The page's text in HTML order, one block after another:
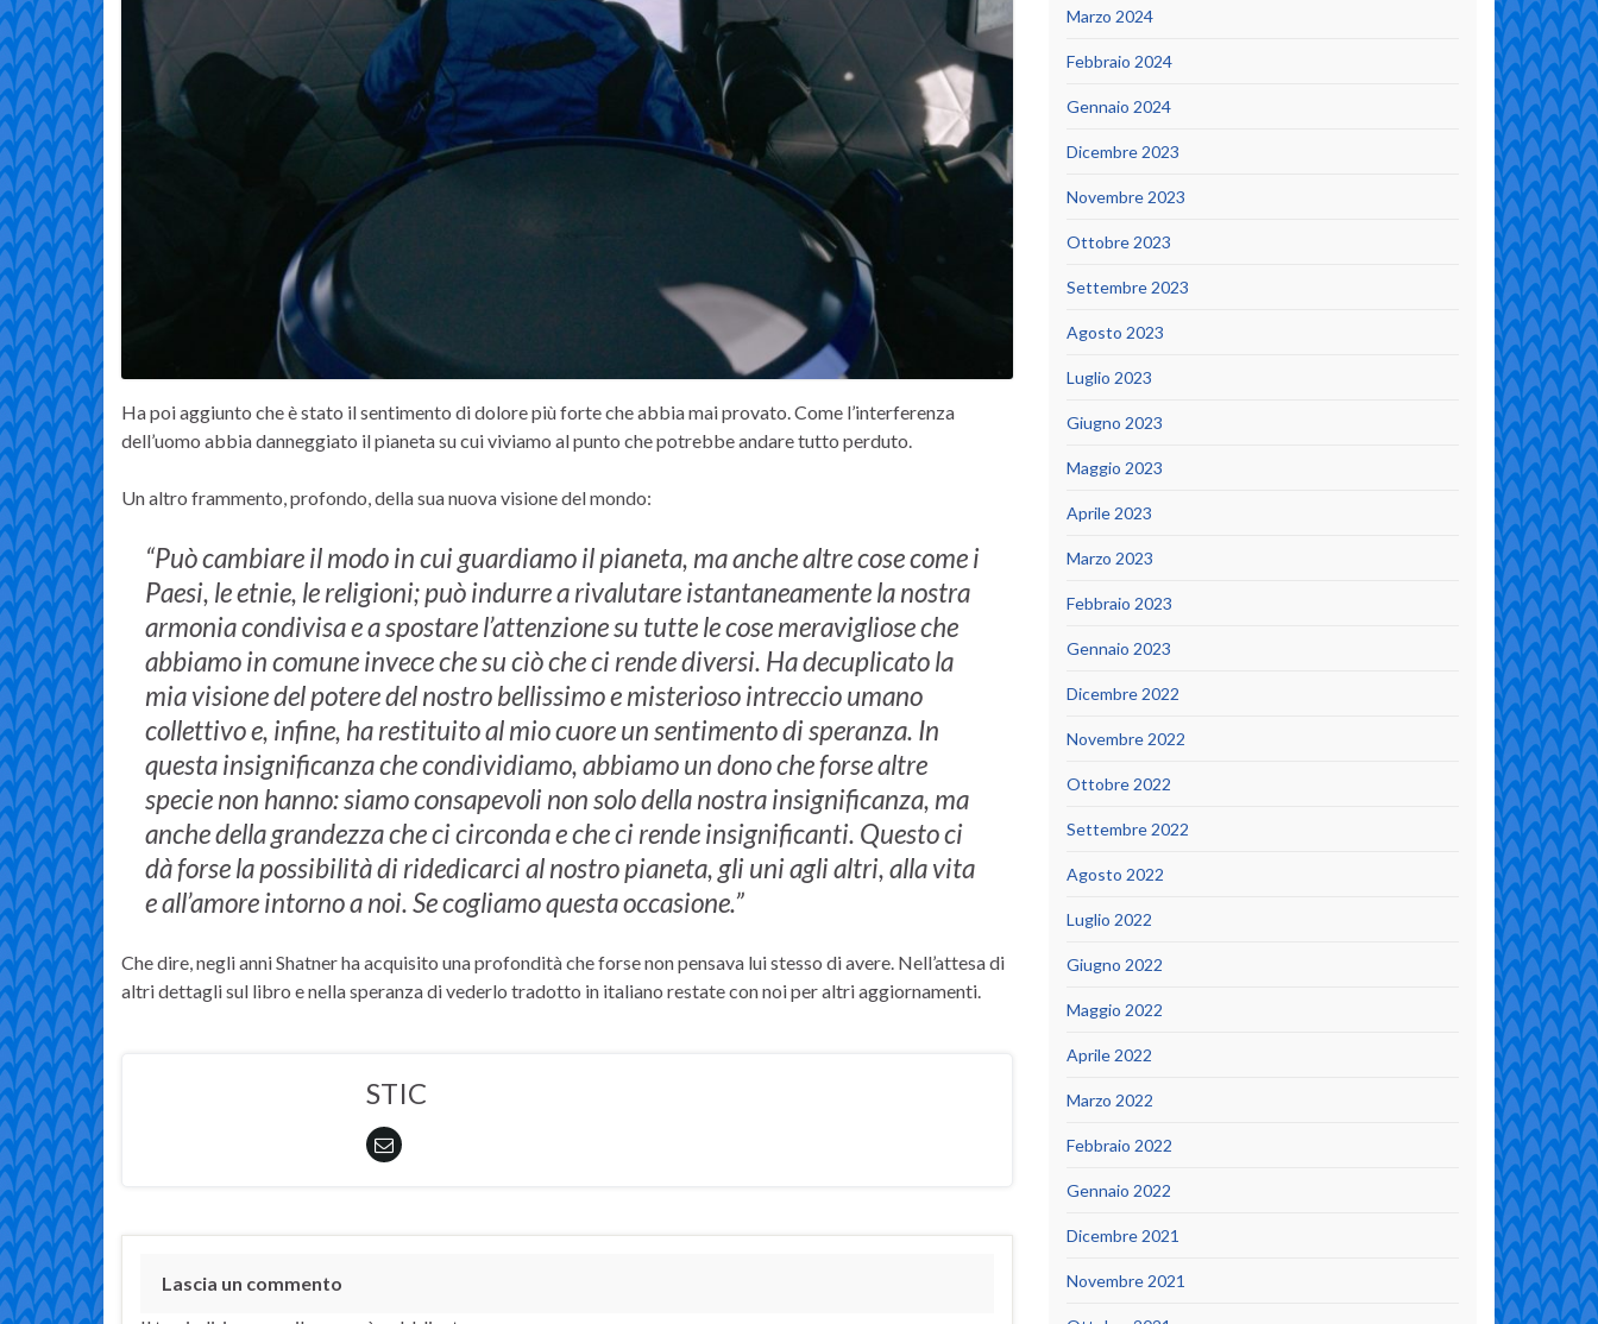
Ha poi aggiunto che è stato il sentimento di dolore più forte che abbia mai provato. Come l’interferenza
dell’uomo abbia danneggiato il pianeta su cui viviamo al punto che potrebbe andare tutto perduto.
Un altro frammento, profondo, della sua nuova visione del mondo:
“Può cambiare il modo in cui guardiamo il pianeta, ma anche altre cose come i
Paesi, le etnie, le religioni; può indurre a rivalutare istantaneamente la nostra
armonia condivisa e a spostare l’attenzione su tutte le cose meravigliose che
abbiamo in comune invece che su ciò che ci rende diversi. Ha decuplicato la
mia visione del potere del nostro bellissimo e misterioso intreccio umano
collettivo e, infine, ha restituito al mio cuore un sentimento di speranza. In
questa insignificanza che condividiamo, abbiamo un dono che forse altre
specie non hanno: siamo consapevoli non solo della nostra insignificanza, ma
anche della grandezza che ci circonda e che ci rende insignificanti. Questo ci
dà forse la possibilità di ridedicarci al nostro pianeta, gli uni agli altri, alla vita
e all’amore intorno a noi. Se cogliamo questa occasione.”
Che dire, negli anni Shatner ha acquisito una profondità che forse non pensava lui stesso di avere. Nell’attesa di
altri dettagli sul libro e nella speranza di vederlo tradotto in italiano restate con noi per altri aggiornamenti.
STIC
Lascia un commento
Marzo 2024
Febbraio 2024
Gennaio 2024
Dicembre 2023
Novembre 2023
Ottobre 2023
Settembre 2023
Agosto 2023
Luglio 2023
Giugno 2023
Maggio 2023
Aprile 2023
Marzo 2023
Febbraio 2023
Gennaio 2023
Dicembre 2022
Novembre 2022
Ottobre 2022
Settembre 2022
Agosto 2022
Luglio 2022
Giugno 2022
Maggio 2022
Aprile 2022
Marzo 2022
Febbraio 2022
Gennaio 2022
Dicembre 2021
Novembre 2021